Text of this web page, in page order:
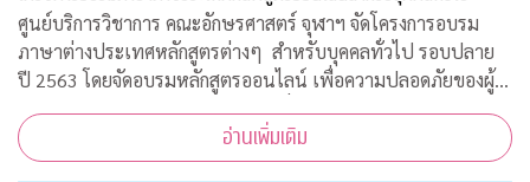
ศูนย์บริการวิชาการ คณะอักษรศาสตร์ จุฬาฯ จัดโครงการอบรม
ภาษาต่างประเทศหลักสูตรต่างๆ สำหรับบุคคลทั่วไป รอบปลาย
ปี 2563 โดยจัดอบรมหลักสูตรออนไลน์ เพื่อความปลอดภัยของผู้
สอนและผู้เข้าร่วมการอบรมทุกคนเนื่องจากสถานการณ์โควิด-19
ทำให้ไม่สามารถจัดอบรมในห้องเรียนรูป
อ่านเพิ่มเติม